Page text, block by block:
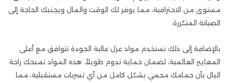
مستوى من الاحترافية، مما يوفر لك الوقت والمال ويجنبك الحاجة إلى
الصيانة المتكررة.
بالإضافة إلى ذلك نستخدم مواد عزل عالية الجودة تتوافق مع أعلى
المعايير العالمية، لضمان حماية تدوم طويلاً. هذه المواد تمنحك راحة
البال بأن حمامك محمي بشكل كامل من أي تسربات مستقبلية، مما